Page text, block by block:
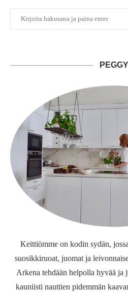
PEGGY
Keittiömme on kodin sydän,
suosikkiruoat, juomat ja
Arkena tehdään helpolla hyvää ja
kauniisti nauttien pidemmän